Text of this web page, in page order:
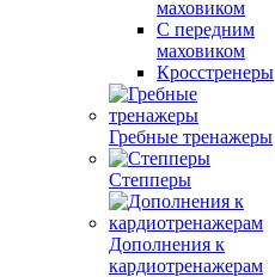
маховиком
С передним
маховиком
Кросстренеры
Гребные тренажеры
Степперы
Дополнения к
кардиотренажерам